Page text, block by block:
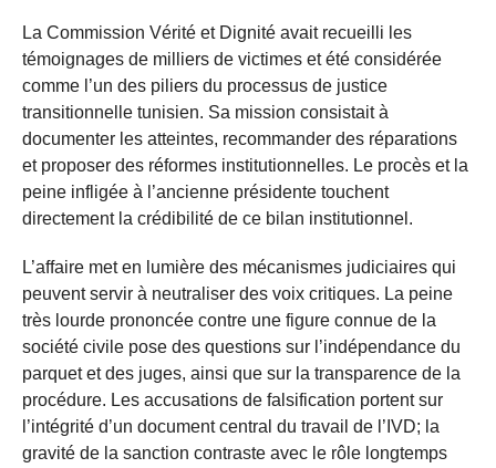
La Commission Vérité et Dignité avait recueilli les
témoignages de milliers de victimes et été considérée
comme l’un des piliers du processus de justice
transitionnelle tunisien. Sa mission consistait à
documenter les atteintes, recommander des réparations
et proposer des réformes institutionnelles. Le procès et la
peine infligée à l’ancienne présidente touchent
directement la crédibilité de ce bilan institutionnel.
L’affaire met en lumière des mécanismes judiciaires qui
peuvent servir à neutraliser des voix critiques. La peine
très lourde prononcée contre une figure connue de la
société civile pose des questions sur l’indépendance du
parquet et des juges, ainsi que sur la transparence de la
procédure. Les accusations de falsification portent sur
l’intégrité d’un document central du travail de l’IVD; la
gravité de la sanction contraste avec le rôle longtemps